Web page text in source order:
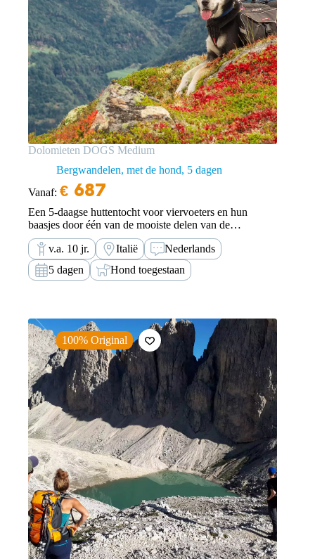
Dolomieten DOGS Medium
Bergwandelen, met de hond 5 dagen
Vanaf: € 687
Een 5-daagse huttentocht voor viervoeters en hun
baasjes door één van de mooiste delen van de
Dolomieten.
v.a. 10 jr.
Italië
Nederlands
5 dagen
Hond toegestaan
100% Original